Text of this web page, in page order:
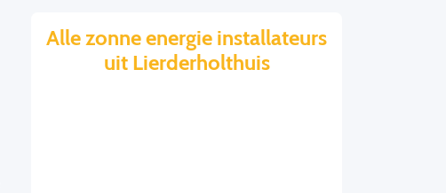
Alle zonne energie installateurs
uit Lierderholthuis